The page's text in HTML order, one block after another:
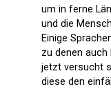
um in ferne
und die
Einige
zu denen
jetzt versucht
diese den